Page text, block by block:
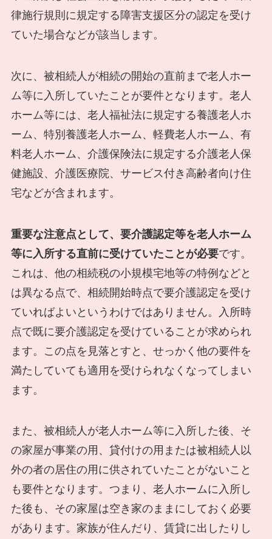
律施行規則に規定する障害支援区分の認定を受け
ていた場合などが該当します。
次に、被相続人が相続の開始の直前まで老人ホー
ム等に入所していたことが要件となります。老人
ホーム等には、老人福祉法に規定する養護老人ホ
ーム、特別養護老人ホーム、軽費老人ホーム、有
料老人ホーム、介護保険法に規定する介護老人保
健施設、介護医療院、サービス付き高齢者向け住
宅などが含まれます。
重要な注意点として、要介護認定等を老人ホーム
等に入所する直前に受けていたことが必要です。
これは、他の相続税の小規模宅地等の特例などと
は異なる点で、相続開始時点で要介護認定を受け
ていればよいというわけではありません。入所時
点で既に要介護認定を受けていることが求められ
ます。この点を見落とすと、せっかく他の要件を
満たしていても適用を受けられなくなってしまい
ます。
また、被相続人が老人ホーム等に入所した後、そ
の家屋が事業の用、貸付けの用または被相続人以
外の者の居住の用に供されていたことがないこと
も要件となります。つまり、老人ホームに入所し
た後も、その家屋は空き家のままにしておく必要
があります。家族が住んだり、賃貸に出したりし